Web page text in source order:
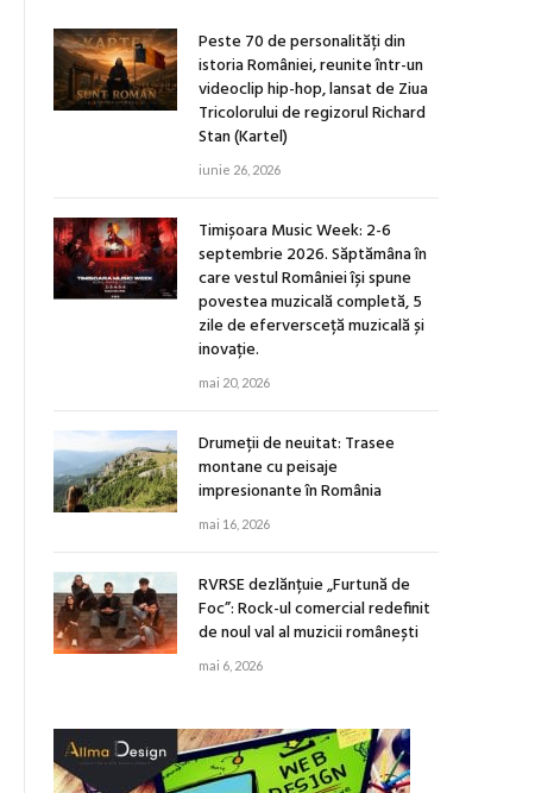
Peste 70 de personalități din
istoria României, reunite într-un
videoclip hip-hop, lansat de Ziua
Tricolorului de regizorul Richard
Stan (Kartel)
iunie 26, 2026
Timișoara Music Week: 2-6
septembrie 2026. Săptămâna în
care vestul României își spune
povestea muzicală completă, 5
zile de eferversceță muzicală și
inovație.
mai 20, 2026
Drumeții de neuitat: Trasee
montane cu peisaje
impresionante în România
mai 16, 2026
RVRSE dezlănțuie „Furtună de
Foc”: Rock-ul comercial redefinit
de noul val al muzicii românești
mai 6, 2026